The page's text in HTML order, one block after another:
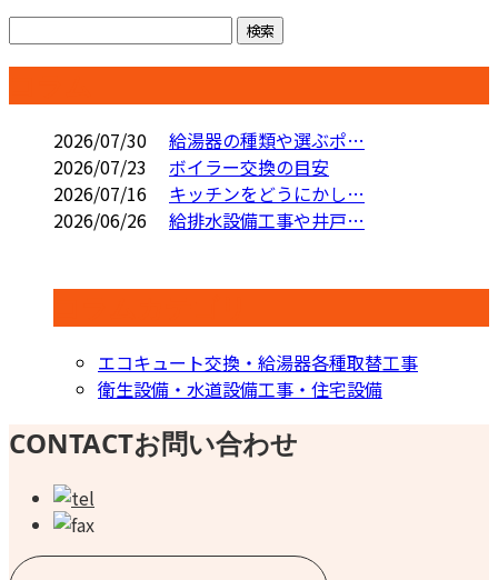
2026/07/30
給湯器の種類や選ぶポ…
2026/07/23
ボイラー交換の目安
2026/07/16
キッチンをどうにかし…
2026/06/26
給排水設備工事や井戸…
エコキュート交換・給湯器各種取替工事
衛生設備・水道設備工事・住宅設備
CONTACTお問い合わせ